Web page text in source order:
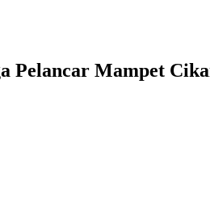
Pelancar Mampet